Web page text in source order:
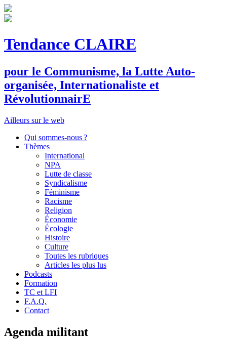
Tendance CLAIRE
pour le Communisme, la Lutte Auto-
organisée, Internationaliste et
RévolutionnairE
Ailleurs sur le web
Qui sommes-nous ?
Thèmes
International
NPA
Lutte de classe
Syndicalisme
Féminisme
Racisme
Religion
Économie
Écologie
Histoire
Culture
Toutes les rubriques
Articles les plus lus
Podcasts
Formation
TC et LFI
F.A.Q.
Contact
Agenda militant